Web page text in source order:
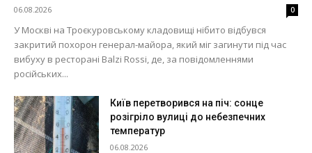
06.08.2026 0
У Москві на Троєкуровському кладовищі нібито відбувся
закритий похорон генерал-майора, який міг загинути під час
вибуху в ресторані Balzi Rossi, де, за повідомленнями
російських...
Київ перетворився на піч: сонце
розігріло вулиці до небезпечних
температур
06.08.2026